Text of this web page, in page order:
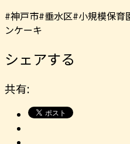
#神戸市#垂水区#小規模保
ンケーキ
シェアする
共有: